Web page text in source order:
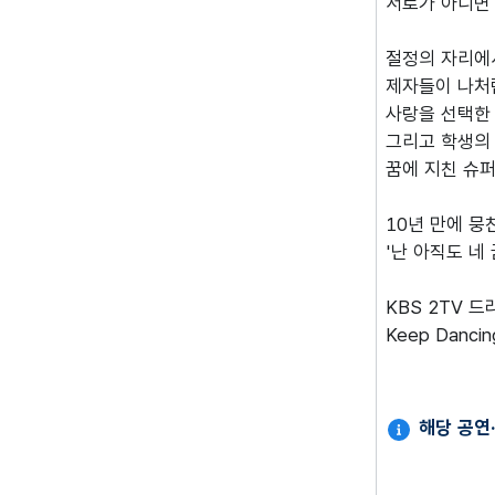
절정의 자리
제자들이 나
사랑을 선택
그리고 학생
꿈에 지친 슈
10년 만에 뭉
'난 아직도 네
KBS 2TV 드
Keep
해당 공연